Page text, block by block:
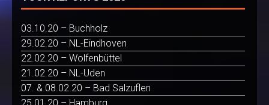
03.10.20 – Buchholz
29.02.20 – NL-Eindhoven
22.02.20 – Wolfenbüttel
21.02.20 – NL-Uden
07. & 08.02.20 – Bad Salzuflen